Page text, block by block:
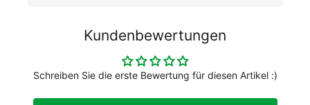
Kundenbewertungen
Schreiben Sie die erste Bewertung für diesen Artikel :)